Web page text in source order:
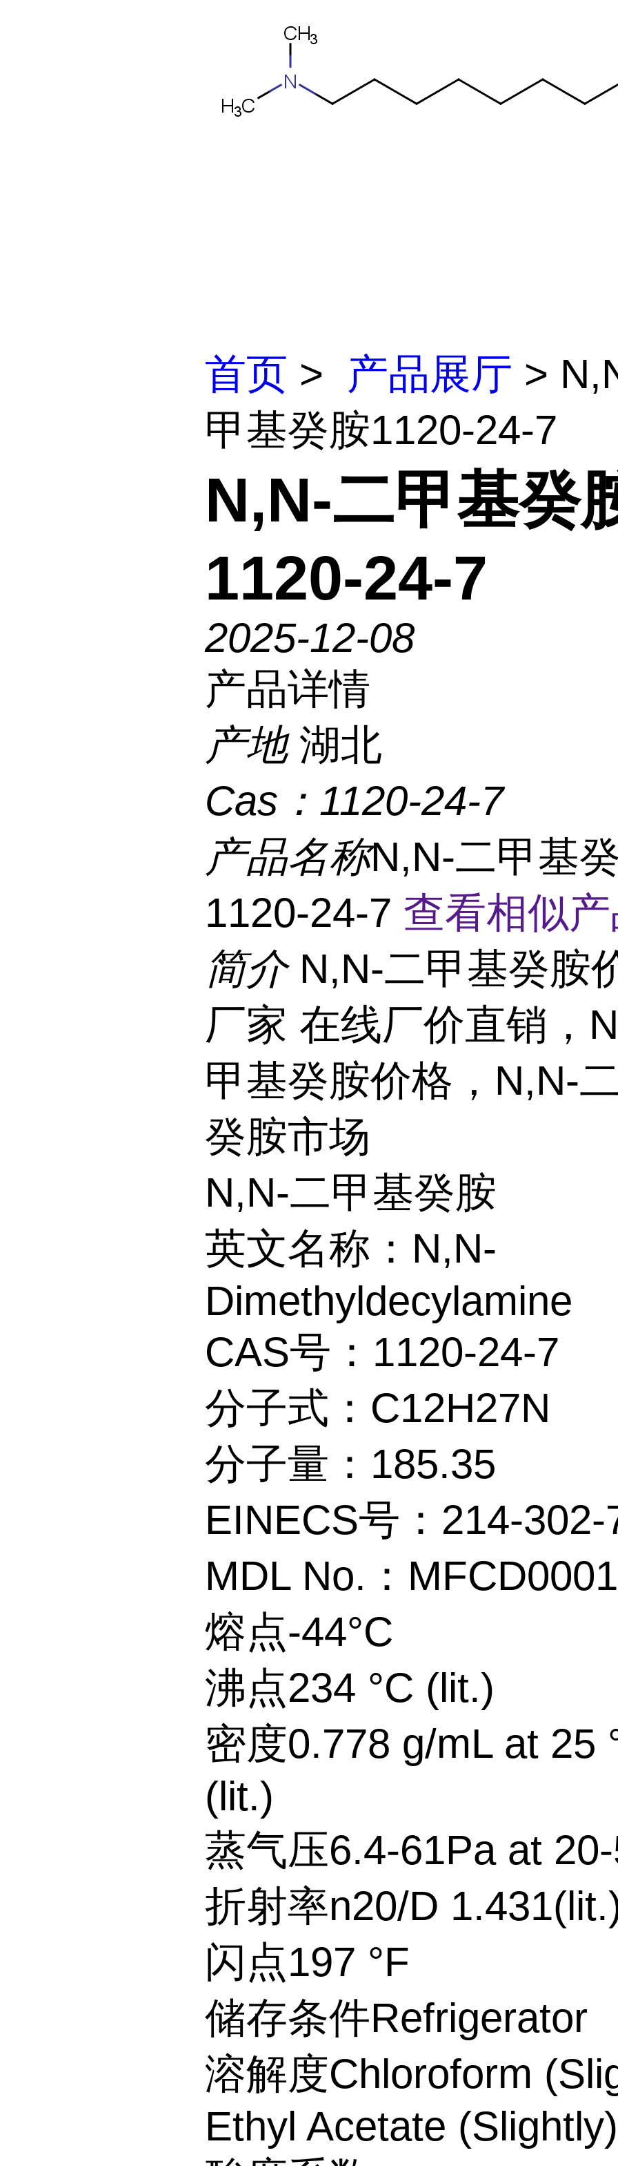
首页 > 产品展厅 >
甲基癸胺1120-24-7
N,N-二甲基癸
1120-24-7
2025-12-08
产品详情
产地 湖北
Cas： 1120-24-7
产品名称N,N-二甲基
1120-24-7 查看相似
简介 N,N-二甲基癸胺
厂家 在线厂价直销，
甲基癸胺价格，N,N-
癸胺市场
N,N-二甲基癸胺
英文名称：N,N-
Dimethyldecylamine
CAS号：1120-24-7
分子式：C12H27N
分子量：185.35
EINECS号：214-302-
MDL No.：
熔点-44°C
沸点234 °C (lit.)
密度0.778 g/mL at 25
(lit.)
蒸气压6.4-61Pa at
折射率n20/D
闪点197 °F
储存条件Refrigerator
溶解度Chloroform
Ethyl Acetate (Slightly)